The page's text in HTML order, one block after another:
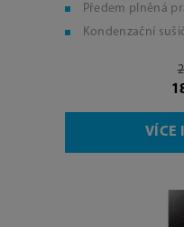
Předem plněná
Kondenzační
VÍCE